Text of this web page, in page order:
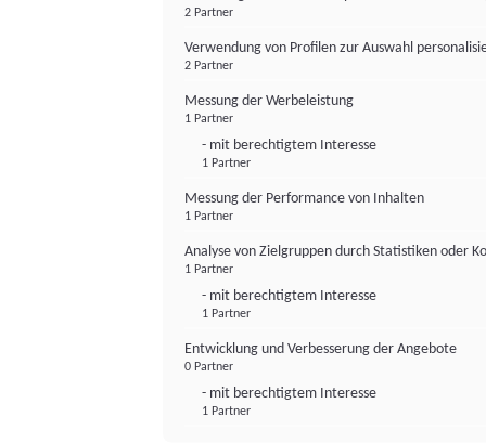
2 Partner
Verwendung von Profilen zur Auswahl
2 Partner
Messung der Werbeleistung
1 Partner
- mit berechtigtem Interesse
1 Partner
Messung der Performance von Inhalten
1 Partner
Analyse von Zielgruppen durch Statistiken oder
1 Partner
- mit berechtigtem Interesse
1 Partner
Entwicklung und Verbesserung der Angebote
0 Partner
- mit berechtigtem Interesse
1 Partner